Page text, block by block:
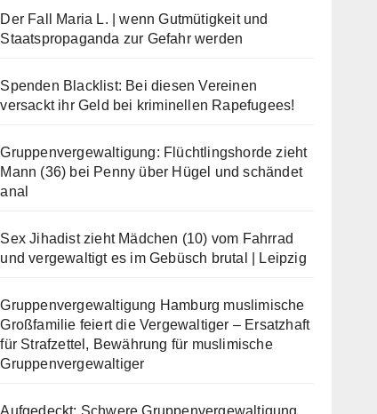
Der Fall Maria L. | wenn Gutmütigkeit und
Staatspropaganda zur Gefahr werden
Spenden Blacklist: Bei diesen Vereinen
versackt ihr Geld bei kriminellen Rapefugees!
Gruppenvergewaltigung: Flüchtlingshorde zieht
Mann (36) bei Penny über Hügel und schändet
anal
Sex Jihadist zieht Mädchen (10) vom Fahrrad
und vergewaltigt es im Gebüsch brutal | Leipzig
Gruppenvergewaltigung Hamburg muslimische
Großfamilie feiert die Vergewaltiger – Ersatzhaft
für Strafzettel, Bewährung für muslimische
Gruppenvergewaltiger
Aufgedeckt: Schwere Gruppenvergewaltigung